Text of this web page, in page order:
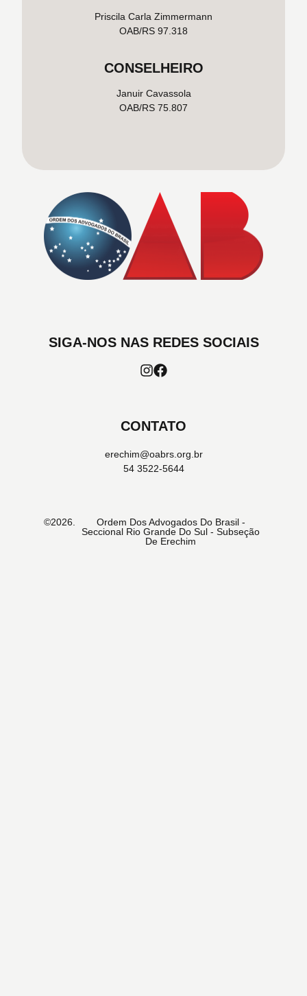
Priscila Carla Zimmermann
OAB/RS 97.318
CONSELHEIRO
Januir Cavassola
OAB/RS 75.807
SIGA-NOS NAS REDES SOCIAIS
CONTATO
erechim@oabrs.org.br
54 3522-5644
©2026.
Ordem Dos Advogados Do Brasil -
Seccional Rio Grande Do Sul - Subseção
De Erechim